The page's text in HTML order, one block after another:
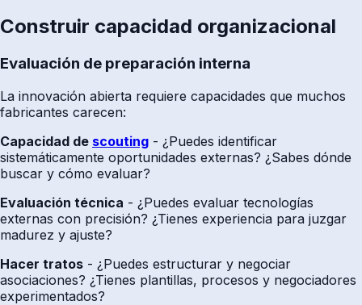
Construir capacidad organizacional
Evaluación de preparación interna
La innovación abierta requiere capacidades que muchos
fabricantes carecen:
Capacidad de scouting - ¿Puedes identificar
sistemáticamente oportunidades externas? ¿Sabes dónde
buscar y cómo evaluar?
Evaluación técnica - ¿Puedes evaluar tecnologías
externas con precisión? ¿Tienes experiencia para juzgar
madurez y ajuste?
Hacer tratos - ¿Puedes estructurar y negociar
asociaciones? ¿Tienes plantillas, procesos y negociadores
experimentados?